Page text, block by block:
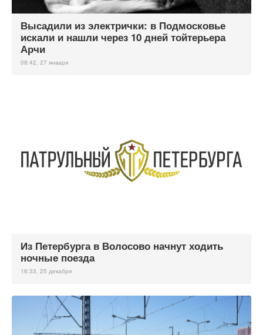
Высадили из электрички: в Подмосковье
искали и нашли через 10 дней тойтерьера
Арчи
08:42, 27 января
Из Петербурга в Волосово начнут ходить
ночные поезда
16:33, 25 декабря